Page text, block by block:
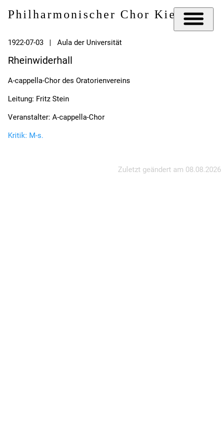
Philharmonischer Chor Kiel e.V.
1922-07-03 | Aula der Universität
Rheinwiderhall
A-cappella-Chor des Oratorienvereins
Leitung: Fritz Stein
Veranstalter: A-cappella-Chor
Kritik: M-s.
Zuletzt geändert am 08.08.2026